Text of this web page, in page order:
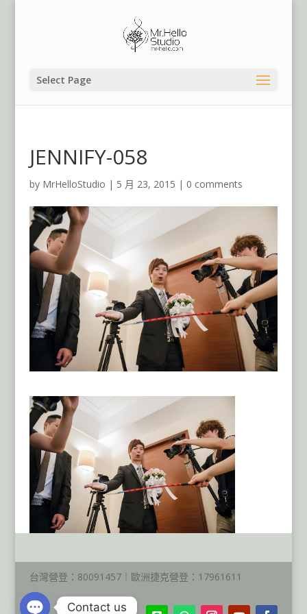
Select Page
JENNIFY-058
by MrHelloStudio | 5 月 23, 2015 | 0 comments
台灣營登：80091457｜歐洲捷克營登：17961611
Contact us